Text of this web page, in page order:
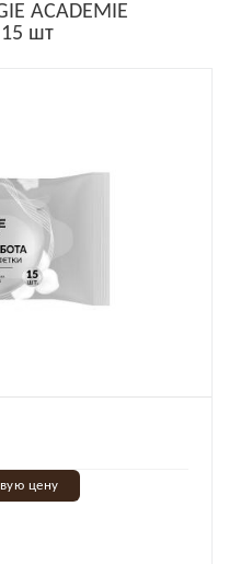
ACADEMIE
шт
цену